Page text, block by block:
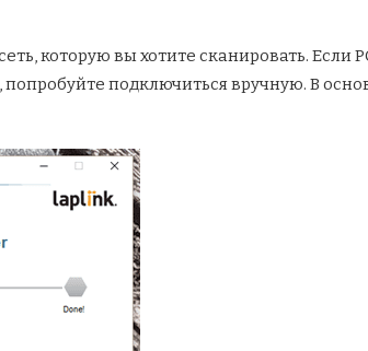
которую вы хотите сканировать. Если
попробуйте подключиться вручную. В